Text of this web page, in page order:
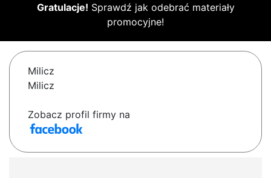
Gratulacje! Sprawdź jak odebrać materiały
promocyjne!
Milicz
Milicz
Zobacz profil firmy na